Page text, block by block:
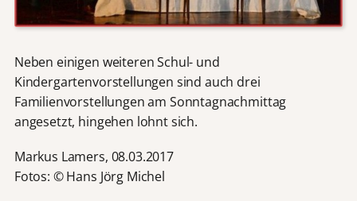
Neben einigen weiteren Schul- und
Kindergartenvorstellungen sind auch drei
Familienvorstellungen am Sonntagnachmittag
angesetzt, hingehen lohnt sich.
Markus Lamers, 08.03.2017
Fotos: © Hans Jörg Michel